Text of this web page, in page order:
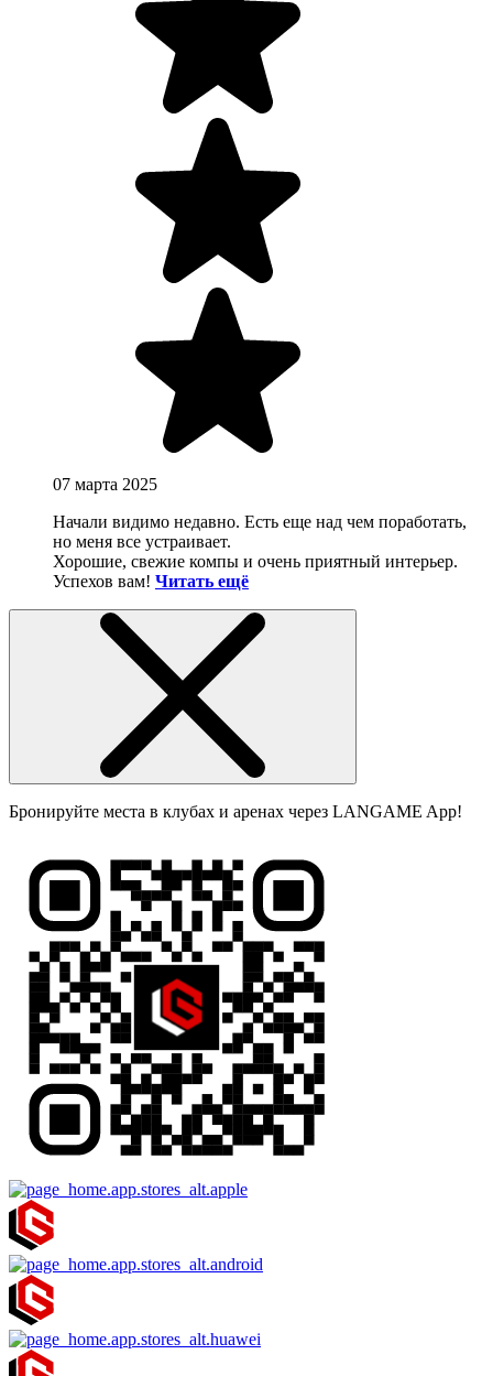
07 марта 2025
Начали видимо недавно. Есть еще над чем поработать,
но меня все устраивает.
Хорошие, свежие компы и очень приятный интерьер.
Успехов вам! Читать ещё
Бронируйте места в клубах и аренах через LANGAME App!